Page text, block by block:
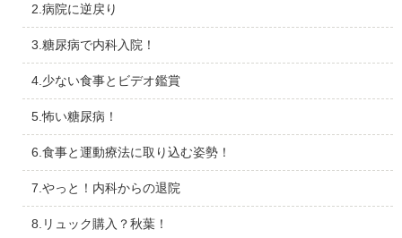
2.病院に逆戻り
3.糖尿病で内科入院！
4.少ない食事とビデオ鑑賞
5.怖い糖尿病！
6.食事と運動療法に取り込む姿勢！
7.やっと！内科からの退院
8.リュック購入？秋葉！